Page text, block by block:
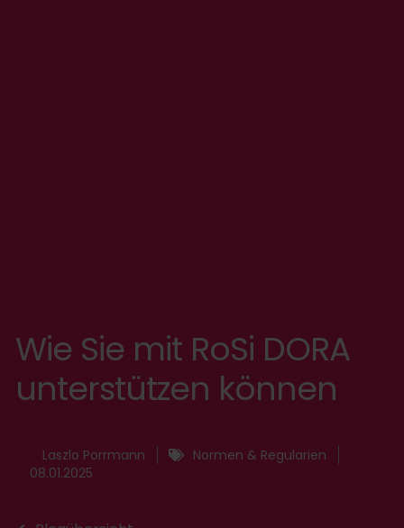
Wie Sie mit RoSi DORA
unterstützen können
Laszlo Porrmann
Normen & Regularien
08.01.2025